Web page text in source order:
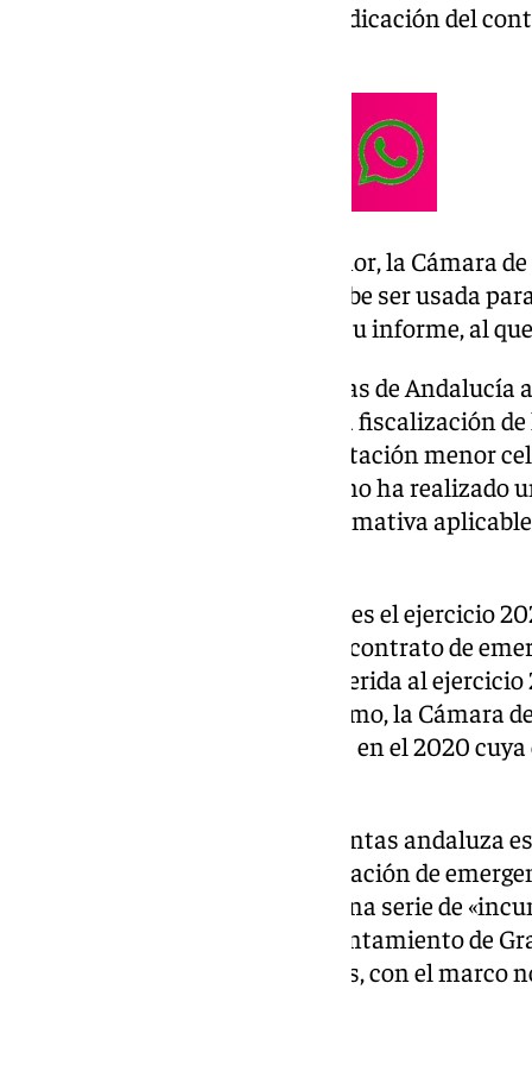
inició antes del acuerdo de adjudicación del
Respecto a la contratación menor, la Cámara
al consistorio granadino que debe ser usada
esporádicas», según consta en su informe, al
El Pleno de la Cámara de Cuentas de
Actuaciones para el año 2022 la fiscalización
emergencia en 2020 y la contratación menor
Granada en 2021. Así, este órgano ha
sobre el cumplimiento de la normativa
El alcance temporal del trabajo es el ejercicio
este año no se adjudicó ningún contrato de
contratación de emergencia referida al
pandemia por covid-19). Asimismo, la Cámara
contratos menores adjudicados en el 2020
La opinión de la Cámara de Cuentas andaluza
tanto en el ámbito de la contratación de
menor, por lo que excepto por una serie de
estas áreas realizada por el Ayuntamiento de
todos los aspectos significativos, con el marco